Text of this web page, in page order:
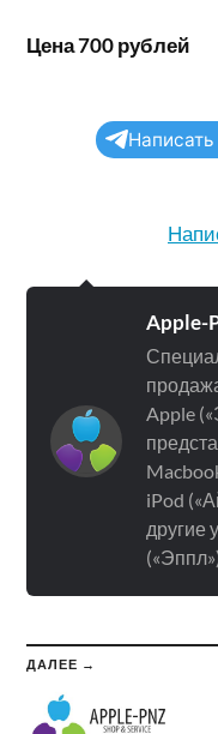
Цена 700 рублей
Apple-
Apple
iPod
другие
ДАЛЕЕ →